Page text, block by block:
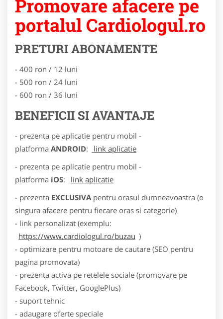
Promovare afacere pe
portalul Cardiologul.ro
PRETURI ABONAMENTE
- 400 ron / 12 luni
- 500 ron / 24 luni
- 600 ron / 36 luni
BENEFICII SI AVANTAJE
- prezenta pe aplicatie pentru mobil -
platforma ANDROID:
link aplicatie
- prezenta pe aplicatie pentru mobil -
platforma iOS:
link aplicatie
- prezenta EXCLUSIVA pentru orasul dumneavoastra (o
singura afacere pentru fiecare oras si categorie)
- link personalizat (exemplu:
https://www.cardiologul.ro/buzau )
- optimizare pentru motoare de cautare (SEO pentru
pagina promovata)
- prezenta activa pe retelele sociale (promovare pe
Facebook, Twitter, GooglePlus)
- suport tehnic
- adaugare oferte speciale